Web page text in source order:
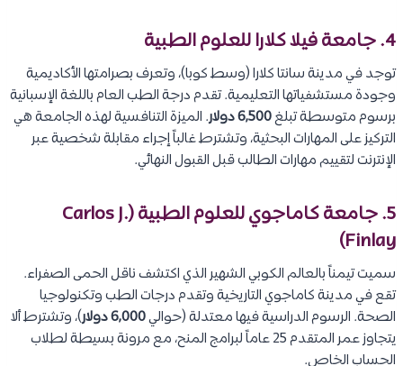
4. جامعة فيلا كلارا للعلوم الطبية
توجد في مدينة سانتا كلارا (وسط كوبا)، وتعرف بصرامتها الأكاديمية
وجودة مستشفياتها التعليمية. تقدم درجة الطب العام باللغة الإسبانية
برسوم متوسطة تبلغ6,500 دولار
. الميزة التنافسية لهذه الجامعة هي
التركيز على المهارات البحثية، وتشترط غالباً إجراء مقابلة شخصية عبر
الإنترنت لتقييم مهارات الطالب قبل القبول النهائي.
5. جامعة كاماجوي للعلوم الطبية (Carlos J.
Finlay)
سميت تيمناً بالعالم الكوبي الشهير الذي اكتشف ناقل الحمى الصفراء.
تقع في مدينة كاماجوي التاريخية وتقدم درجات الطب وتكنولوجيا
الصحة. الرسوم الدراسية فيها معتدلة (حوالي6,000 دولار
)، وتشترط ألا
يتجاوز عمر المتقدم 25 عاماً لبرامج المنح، مع مرونة بسيطة لطلاب
الحساب الخاص.